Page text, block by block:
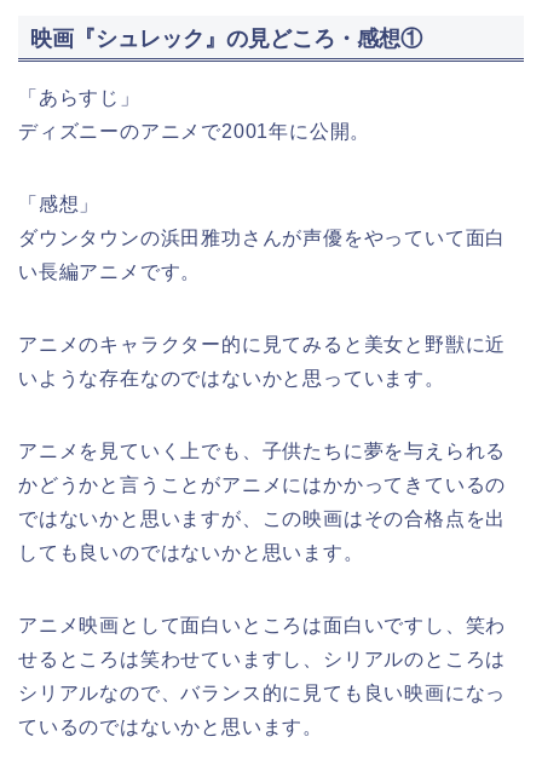
映画『シュレック』の見どころ・感想①
「あらすじ」
ディズニーのアニメで2001年に公開。
「感想」
ダウンタウンの浜田雅功さんが声優をやっていて面白
い長編アニメです。
アニメのキャラクター的に見てみると美女と野獣に近
いような存在なのではないかと思っています。
アニメを見ていく上でも、子供たちに夢を与えられる
かどうかと言うことがアニメにはかかってきているの
ではないかと思いますが、この映画はその合格点を出
しても良いのではないかと思います。
アニメ映画として面白いところは面白いですし、笑わ
せるところは笑わせていますし、シリアルのところは
シリアルなので、バランス的に見ても良い映画になっ
ているのではないかと思います。